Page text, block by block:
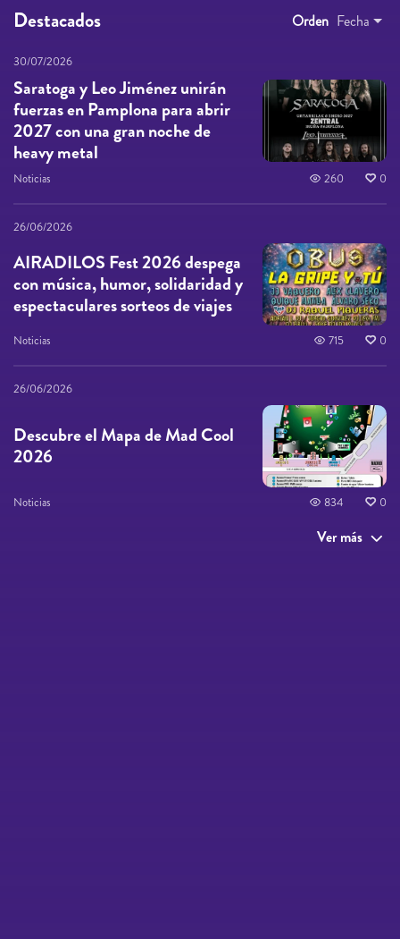
Destacados Orden Fecha
30/07/2026
Saratoga y Leo Jiménez unirán
fuerzas en Pamplona para abrir
2027 con una gran noche de
heavy metal
Noticias 260 0
26/06/2026
AIRADILOS Fest 2026 despega
con música, humor, solidaridad y
espectaculares sorteos de viajes
Noticias 715 0
26/06/2026
Descubre el Mapa de Mad Cool
2026
Noticias 834 0
Ver más